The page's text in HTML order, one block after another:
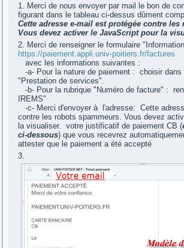
Merci de nous envoyer par mail le bon de
figurant dans le tableau ci-dessus dûment
Cette adresse e-mail est protégée contre
Vous devez activer le JavaScript pour la
Merci de renseigner le formulaire
https://paiement.appli.univ-poitiers.fr/factures
avec les informations suivantes :
-a- Pour la nature de paiement : choisir dans
"Prestation de services".
-b- Pour la rubrique "Numéro de facture" :
IREMS"
-c- Merci d'envoyer à l'adresse:Cette
contre les robots spammeurs. Vous devez
la visualiser.
votre justificatif de paiement CB (
ci-dessous) que vous recevrez
attester que le paiement a été accepté